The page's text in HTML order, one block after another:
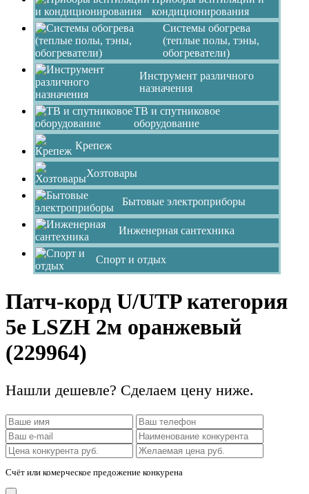
кондиционирования
Системы обогрева
(теплые полы, тэны,
обогреватели)
Инструмент различного
назначения
ТВ и спутниковое
оборудование
Крепеж
Хозтовары
Бытовые электроприборы
Инженерная сантехника
Спорт и отдых
Патч-корд U/UTP категория
5е LSZH 2м оранжевый
(229964)
Нашли дешевле? Сделаем цену ниже.
Счёт или комерческое предожение конкурена